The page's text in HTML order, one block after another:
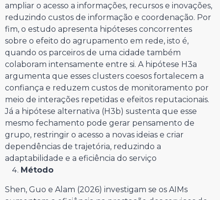
ampliar o acesso a informações, recursos e inovações,
reduzindo custos de informação e coordenação. Por
fim, o estudo apresenta hipóteses concorrentes
sobre o efeito do agrupamento em rede, isto é,
quando os parceiros de uma cidade também
colaboram intensamente entre si. A hipótese H3a
argumenta que esses clusters coesos fortalecem a
confiança e reduzem custos de monitoramento por
meio de interações repetidas e efeitos reputacionais.
Já a hipótese alternativa (H3b) sustenta que esse
mesmo fechamento pode gerar pensamento de
grupo, restringir o acesso a novas ideias e criar
dependências de trajetória, reduzindo a
adaptabilidade e a eficiência do serviço
Método
Shen, Guo e Alam (2026) investigam se os AIMs